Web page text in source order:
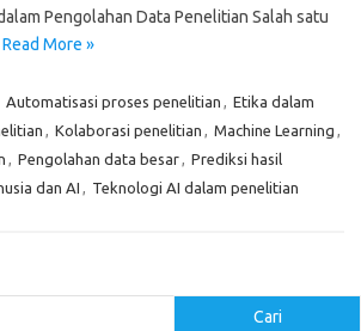
Pengolahan Data Penelitian Salah satu
Read More »
Automatisasi proses penelitian , Etika dalam
, Kolaborasi penelitian , Machine Learning ,
, Pengolahan data besar, Prediksi hasil
dan AI , Teknologi AI dalam penelitian
Cari